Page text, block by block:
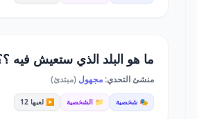
ما هو البلد الذي ستعيش فيه
منشئ التحدي:مجهول (مبتدئ)
🎭 شخصية 📁 الشخصية ▶️ لعبها 12